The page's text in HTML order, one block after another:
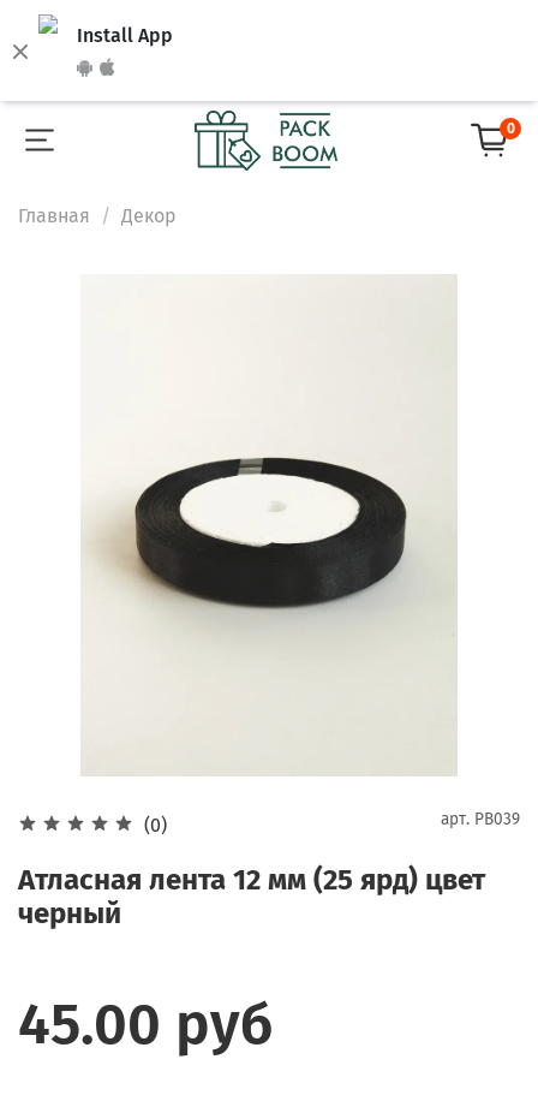
Install App
0
Главная Декор
(0) арт. PB039
Атласная лента 12 мм (25 ярд) цвет
черный
45.00 руб